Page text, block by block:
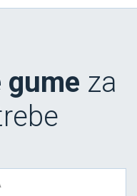
gume za